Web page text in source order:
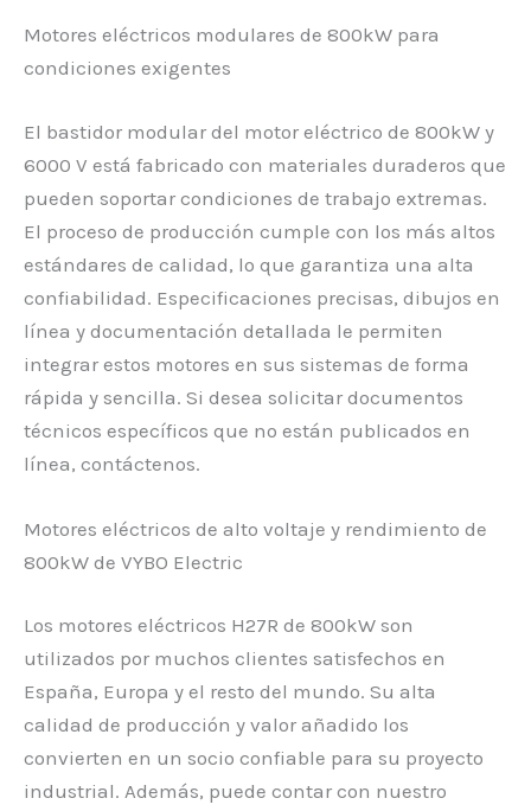
Motores eléctricos modulares de 800kW para
condiciones exigentes
El bastidor modular del motor eléctrico de 800kW y
6000 V está fabricado con materiales duraderos que
pueden soportar condiciones de trabajo extremas.
El proceso de producción cumple con los más altos
estándares de calidad, lo que garantiza una alta
confiabilidad. Especificaciones precisas, dibujos en
línea y documentación detallada le permiten
integrar estos motores en sus sistemas de forma
rápida y sencilla. Si desea solicitar documentos
técnicos específicos que no están publicados en
línea, contáctenos.
Motores eléctricos de alto voltaje y rendimiento de
800kW de VYBO Electric
Los motores eléctricos H27R de 800kW son
utilizados por muchos clientes satisfechos en
España, Europa y el resto del mundo. Su alta
calidad de producción y valor añadido los
convierten en un socio confiable para su proyecto
industrial. Además, puede contar con nuestro